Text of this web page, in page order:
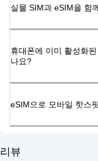
실물 SIM과 eSIM을 함
휴대폰에 이미 활성화
나요?
eSIM으로 모바일 핫스
리뷰